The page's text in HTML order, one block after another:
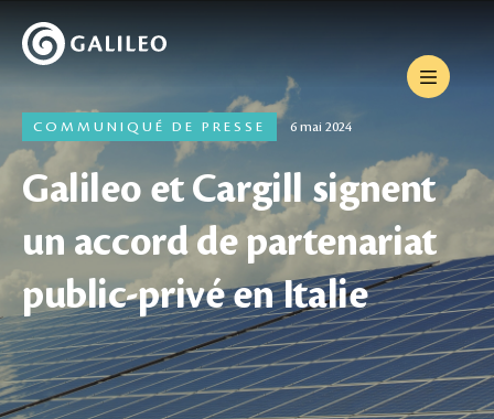
COMMUNIQUÉ DE PRESSE 6 mai 2024
Galileo et Cargill signent
un accord de partenariat
public-privé en Italie